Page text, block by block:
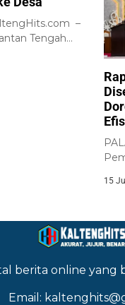
–
Tengah
15
berita online yang
Email: